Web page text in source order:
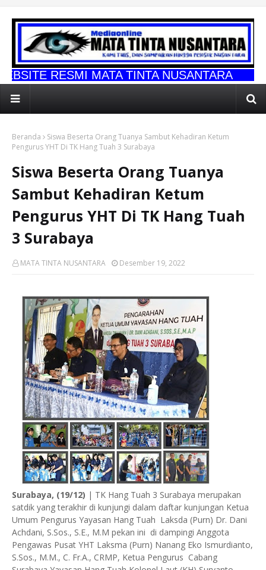
MATA TINTA NUSANTARA
Beranda
Siswa Beserta Orang Tuanya Sambut Kehadiran Ketum
Pengurus YHT Di TK Hang Tuah 3 Surabaya
Siswa Beserta Orang Tuanya
Sambut Kehadiran Ketum
Pengurus YHT Di TK Hang Tuah
3 Surabaya
MATA TINTA NUSANTARA Desember 19, 2022
Surabaya, (19/12) | TK Hang Tuah 3 Surabaya merupakan
satdik yang terakhir di kunjungi dalam daftar kunjungan Ketua
Umum Pengurus Yayasan Hang Tuah Laksda (Purn) Dr. Dani
Achdani, S.Sos., S.E., M.M pekan ini di dampingi Anggota
Pengawas Pusat YHT Laksma (Purn) Nanang Eko Ismurdianto,
S.Sos., M.M., C. Fr.A., CRMP, Ketua Pengurus Cabang